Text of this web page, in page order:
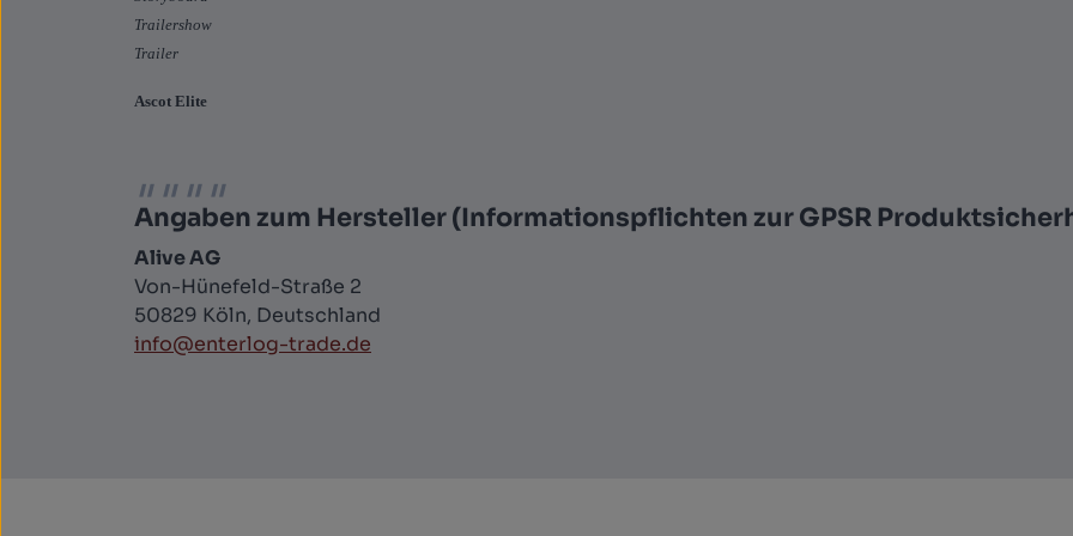
Trailershow
Trailer
Ascot Elite
Angaben zum Hersteller (Informationspflichten zur GPSR
Alive AG
Von-Hünefeld-Straße 2
50829 Köln, Deutschland
info@enterlog-trade.de